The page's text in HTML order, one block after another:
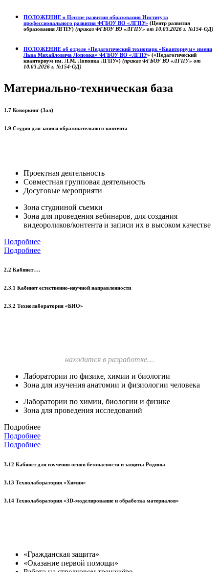
ПОЛОЖЕНИЕ о Центре развития образования Института
профессионального развития ФГБОУ ВО «ЛГПУ» (Центр развития
образования ЛГПУ) (приказ ФГБОУ ВО «ЛГПУ» от 10.03.2026 г. №154-ОД)
ПОЛОЖЕНИЕ об отделе «Педагогический технопарк «Кванториум» имени
Льва Михайловича Лоповка» ФГБОУ ВО «ЛГПУ» («Педагогический
кванториум им. Л.М. Лоповка ЛГПУ») (приказ ФГБОУ ВО «ЛГПУ» от
10.03.2026 г. №154-ОД)
Материально-техническая база
1.7 Коворкинг (Зал)
1.9 Студия для записи образовательного контента
Проектная деятельность
Совместная групповая деятельность
Досуговые мероприяти
Зона студииной съемки
Зона для проведения вебинаров, для создания
видеороликов/контента и записи их в высоком качестве
Подробнее
Подробнее
2.2 Кабинет….
2.3.1 Кабинет естественно-научной направленности
2.3.2 Технолаборатория «БИО»
находится в разработке…
Лаборатории по физике, химии и биологии
Зона для изучения анатомии и физиологии человека
Лаборатории по химии, биологии и физике
Зона для проведения исследований
Подробнее
Подробнее
Подробнее
3.12 Кабинет для изучения основ безопасности и защиты Родины
3.13 Технолаборатория «Химия»
3.14 Технолаборатория «3D-моделирование и обработка материалов»
«Гражданская защита»
«Оказание первой помощи»